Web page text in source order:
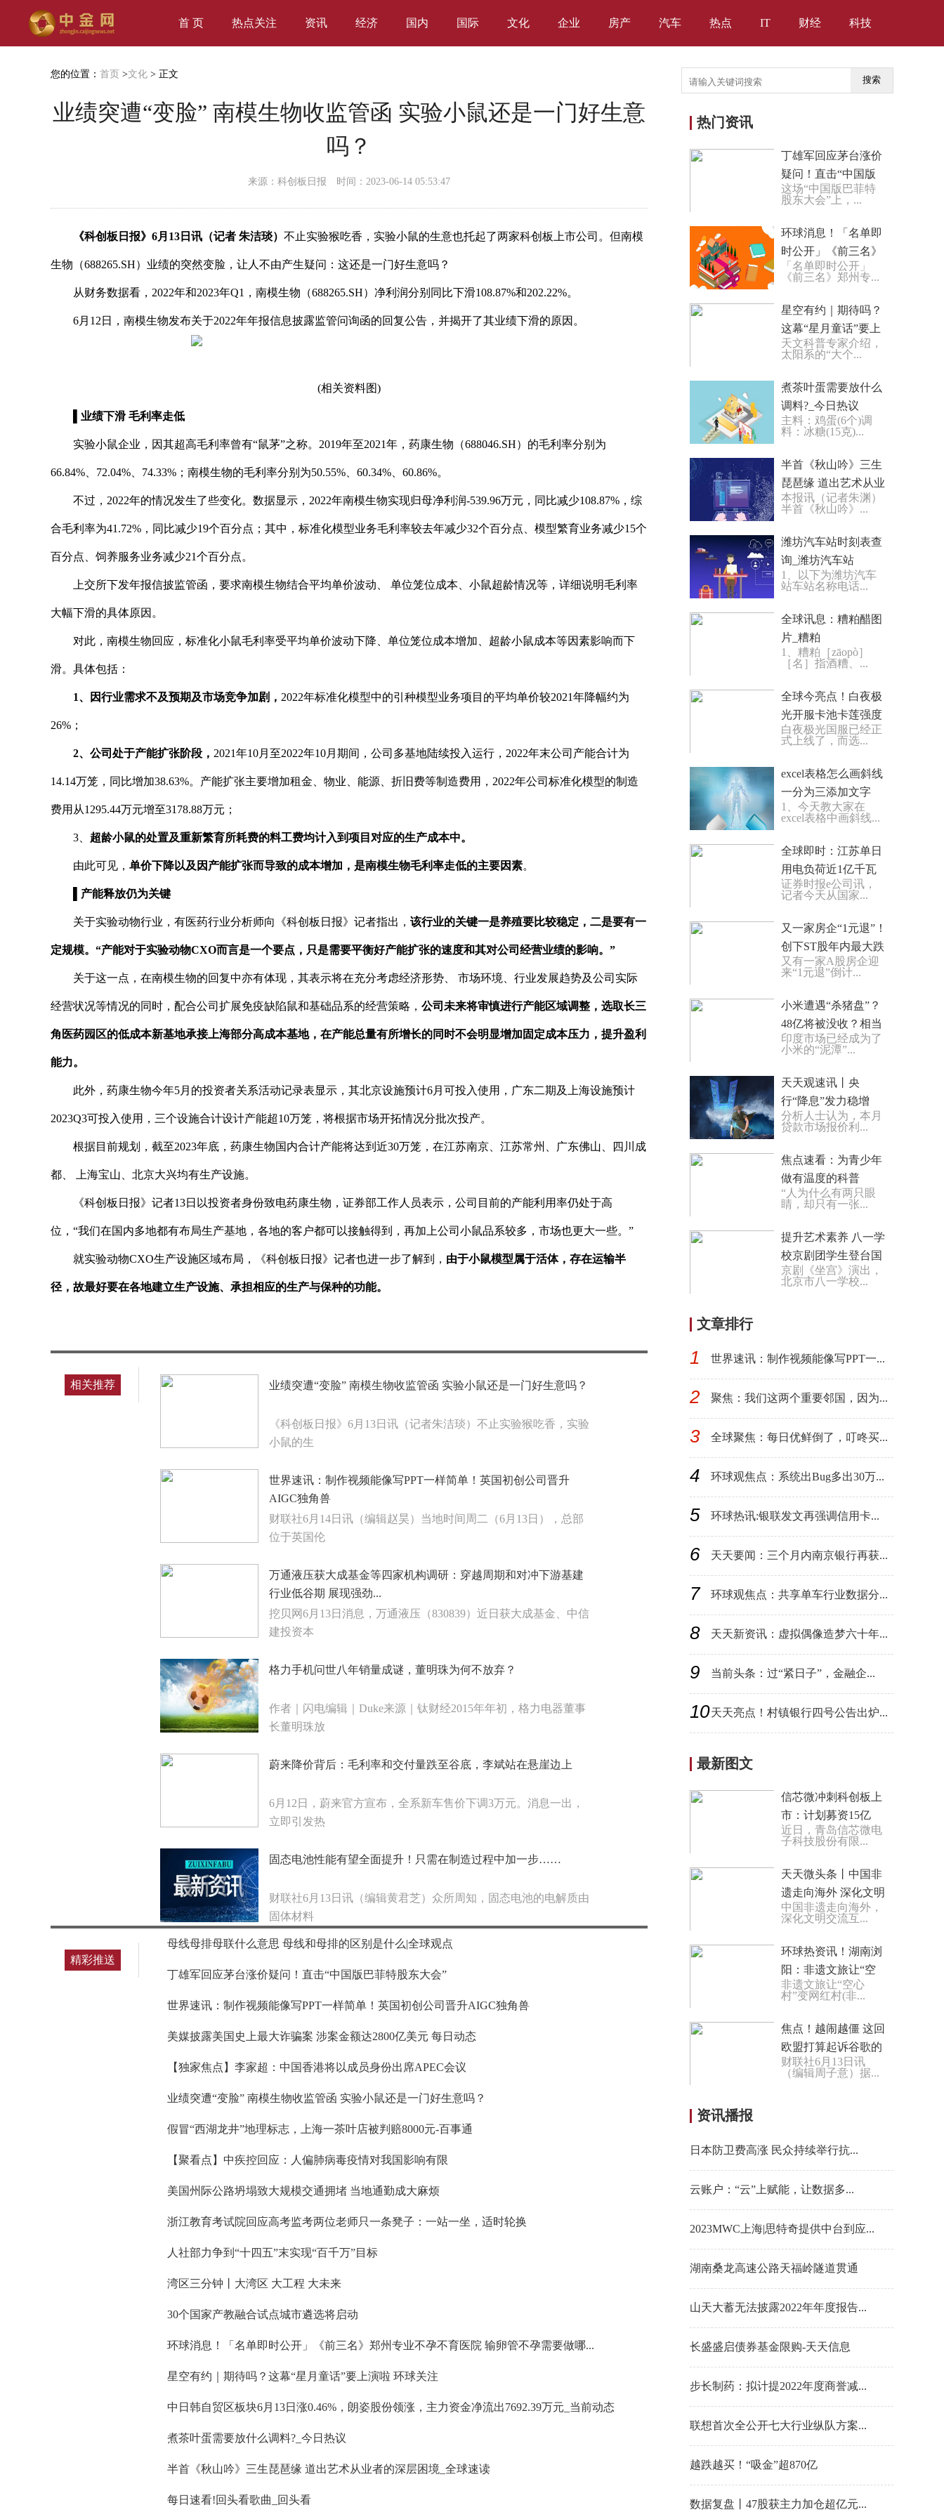
首 页 热点关注 资讯 经济 国内 国际 文化 企业 房产 汽车 热点 IT 财经 科技
您的位置： 首页 >文化 > 正文
业绩突遭“变脸” 南模生物收监管函 实验小鼠还是一门好生意
吗？
来源：科创板日报 时间：2023-06-14 05:53:47
《科创板日报》6月13日讯（记者 朱洁琰） 不止实验猴吃香，实验小鼠的生意也托起了两家科创板上市公司。但南模
生物（688265.SH）业绩的突然变脸，让人不由产生疑问：这还是一门好生意吗？
从财务数据看，2022年和2023年Q1，南模生物（688265.SH）净利润分别同比下滑108.87%和202.22%。
6月12日，南模生物发布关于2022年年报信息披露监管问询函的回复公告，并揭开了其业绩下滑的原因。
(相关资料图)
▌业绩下滑 毛利率走低
实验小鼠企业，因其超高毛利率曾有“鼠茅”之称。2019年至2021年，药康生物（688046.SH）的毛利率分别为
66.84%、72.04%、74.33%；南模生物的毛利率分别为50.55%、60.34%、60.86%。
不过，2022年的情况发生了些变化。数据显示，2022年南模生物实现归母净利润-539.96万元，同比减少108.87%，综
合毛利率为41.72%，同比减少19个百分点；其中，标准化模型业务毛利率较去年减少32个百分点、模型繁育业务减少15个
百分点、饲养服务业务减少21个百分点。
上交所下发年报信披监管函，要求南模生物结合平均单价波动、 单位笼位成本、小鼠超龄情况等，详细说明毛利率
大幅下滑的具体原因。
对此，南模生物回应，标准化小鼠毛利率受平均单价波动下降、单位笼位成本增加、超龄小鼠成本等因素影响而下
滑。具体包括：
1、因行业需求不及预期及市场竞争加剧， 2022年标准化模型中的引种模型业务项目的平均单价较2021年降幅约为
26%；
2、公司处于产能扩张阶段， 2021年10月至2022年10月期间，公司多基地陆续投入运行，2022年末公司产能合计为
14.14万笼，同比增加38.63%。产能扩张主要增加租金、物业、能源、折旧费等制造费用，2022年公司标准化模型的制造
费用从1295.44万元增至3178.88万元；
3、 超龄小鼠的处置及重新繁育所耗费的料工费均计入到项目对应的生产成本中。
由此可见， 单价下降以及因产能扩张而导致的成本增加，是南模生物毛利率走低的主要因素。
▌产能释放仍为关键
关于实验动物行业，有医药行业分析师向《科创板日报》记者指出， 该行业的关键一是养殖要比较稳定，二是要有一
定规模。“产能对于实验动物CXO而言是一个要点，只是需要平衡好产能扩张的速度和其对公司经营业绩的影响。”
关于这一点，在南模生物的回复中亦有体现，其表示将在充分考虑经济形势、 市场环境、行业发展趋势及公司实际
经营状况等情况的同时，配合公司扩展免疫缺陷鼠和基础品系的经营策略， 公司未来将审慎进行产能区域调整，选取长三
角医药园区的低成本新基地承接上海部分高成本基地，在产能总量有所增长的同时不会明显增加固定成本压力，提升盈利
能力。
此外，药康生物今年5月的投资者关系活动记录表显示，其北京设施预计6月可投入使用，广东二期及上海设施预计
2023Q3可投入使用，三个设施合计设计产能超10万笼，将根据市场开拓情况分批次投产。
根据目前规划，截至2023年底，药康生物国内合计产能将达到近30万笼，在江苏南京、江苏常州、广东佛山、四川成
都、 上海宝山、北京大兴均有生产设施。
《科创板日报》记者13日以投资者身份致电药康生物，证券部工作人员表示，公司目前的产能利用率仍处于高
位，“我们在国内多地都有布局生产基地，各地的客户都可以接触得到，再加上公司小鼠品系较多，市场也更大一些。”
就实验动物CXO生产设施区域布局，《科创板日报》记者也进一步了解到， 由于小鼠模型属于活体，存在运输半
径，故最好要在各地建立生产设施、承担相应的生产与保种的功能。
相关推荐 业绩突遭“变脸” 南模生物收监管函 实验小鼠还是一门好生意吗？
《科创板日报》6月13日讯（记者朱洁琰）不止实验猴吃香，实验
小鼠的生
世界速讯：制作视频能像写PPT一样简单！英国初创公司晋升
AIGC独角兽
财联社6月14日讯（编辑赵昊）当地时间周二（6月13日），总部
位于英国伦
万通液压获大成基金等四家机构调研：穿越周期和对冲下游基建
行业低谷期 展现强劲...
挖贝网6月13日消息，万通液压（830839）近日获大成基金、中信
建投资本
格力手机问世八年销量成谜，董明珠为何不放弃？
作者｜闪电编辑｜Duke来源｜钛财经2015年年初，格力电器董事
长董明珠放
蔚来降价背后：毛利率和交付量跌至谷底，李斌站在悬崖边上
6月12日，蔚来官方宣布，全系新车售价下调3万元。消息一出，
立即引发热
固态电池性能有望全面提升！只需在制造过程中加一步……
财联社6月13日讯（编辑黄君芝）众所周知，固态电池的电解质由
固体材料
精彩推送
母线母排母联什么意思 母线和母排的区别是什么|全球观点
丁雄军回应茅台涨价疑问！直击“中国版巴菲特股东大会”
世界速讯：制作视频能像写PPT一样简单！英国初创公司晋升AIGC独角兽
美媒披露美国史上最大诈骗案 涉案金额达2800亿美元 每日动态
【独家焦点】李家超：中国香港将以成员身份出席APEC会议
业绩突遭“变脸” 南模生物收监管函 实验小鼠还是一门好生意吗？
假冒“西湖龙井”地理标志，上海一茶叶店被判赔8000元-百事通
【聚看点】中疾控回应：人偏肺病毒疫情对我国影响有限
美国州际公路坍塌致大规模交通拥堵 当地通勤成大麻烦
浙江教育考试院回应高考监考两位老师只一条凳子：一站一坐，适时轮换
人社部力争到“十四五”末实现“百千万”目标
湾区三分钟丨大湾区 大工程 大未来
30个国家产教融合试点城市遴选将启动
环球消息！「名单即时公开」《前三名》郑州专业不孕不育医院 输卵管不孕需要做哪...
星空有约｜期待吗？这幕“星月童话”要上演啦 环球关注
中日韩自贸区板块6月13日涨0.46%，朗姿股份领涨，主力资金净流出7692.39万元_当前动态
煮茶叶蛋需要放什么调料?_今日热议
半首《秋山吟》三生琵琶缘 道出艺术从业者的深层困境_全球速读
每日速看!回头看歌曲_回头看
搜索
热门资讯
丁雄军回应茅台涨价
疑问！直击“中国版
巴菲特股东大会”
这场“中国版巴菲特
股东大会”上，...
环球消息！「名单即
时公开」《前三名》
郑州专业不孕不育医
哪...
「名单即时公开」
《前三名》郑州专...
星空有约｜期待吗？
这幕“星月童话”要上
演啦 环球关注
天文科普专家介绍，
太阳系的“大个...
煮茶叶蛋需要放什么
调料?_今日热议
主料：鸡蛋(6个)调
料：冰糖(15克)...
半首《秋山吟》三生
琵琶缘 道出艺术从业
者的深层困境_全球
本报讯（记者朱渊）
半首《秋山吟》...
潍坊汽车站时刻表查
询_潍坊汽车站
1、以下为潍坊汽车
站车站名称电话...
全球讯息：糟粕醋图
片_糟粕
1、糟粕［zāopò］
［名］指酒糟、...
全球今亮点！白夜极
光开服卡池卡莲强度
分析，告诉大家卡莲
白夜极光国服已经正
式上线了，而选...
excel表格怎么画斜线
一分为三添加文字
_excel表格怎么画斜
1、今天教大家在
excel表格中画斜线...
全球即时：江苏单日
用电负荷近1亿千瓦
中电联：电力企业存
证券时报e公司讯，
记者今天从国家...
又一家房企“1元退”！
创下ST股年内最大跌
幅 每日消息
又有一家A股房企迎
来“1元退”倒计...
小米遭遇“杀猪盘”？
48亿将被没收？相当
于去年一半利润…
印度市场已经成为了
小米的“泥潭”...
天天观速讯丨央
行“降息”发力稳增
长，房贷利率有望下
分析人士认为，本月
贷款市场报价利...
焦点速看：为青少年
做有温度的科普
“人为什么有两只眼
睛，却只有一张...
提升艺术素养 八一学
校京剧团学生登台国
家大剧院
京剧《坐宫》演出，
北京市八一学校...
文章排行
1 世界速讯：制作视频能像写PPT一...
2 聚焦：我们这两个重要邻国，因为...
3 全球聚焦：每日优鲜倒了，叮咚买...
4 环球观焦点：系统出Bug多出30万...
5 环球热讯:银联发文再强调信用卡...
6 天天要闻：三个月内南京银行再获...
7 环球观焦点：共享单车行业数据分...
8 天天新资讯：虚拟偶像造梦六十年...
9 当前头条：过“紧日子”，金融企...
10天天亮点！村镇银行四号公告出炉...
最新图文
信芯微冲刺科创板上
市：计划募资15亿
元，海信视像为其控
近日，青岛信芯微电
子科技股份有限...
天天微头条丨中国非
遗走向海外 深化文明
交流互鉴
中国非遗走向海外，
深化文明交流互...
环球热资讯！湖南浏
阳：非遗文旅让“空
心村”变网红村
非遗文旅让“空心
村”变网红村(非...
焦点！越闹越僵 这回
欧盟打算起诉谷歌的
广告部门？
财联社6月13日讯
（编辑周子意）据...
资讯播报
日本防卫费高涨 民众持续举行抗...
云账户：“云”上赋能，让数据多...
2023MWC上海|思特奇提供中台到应...
湖南桑龙高速公路天福岭隧道贯通
山天大蓄无法披露2022年年度报告...
长盛盛启债券基金限购-天天信息
步长制药：拟计提2022年度商誉减...
联想首次全公开七大行业纵队方案...
越跌越买！“吸金”超870亿
数据复盘丨47股获主力加仓超亿元...